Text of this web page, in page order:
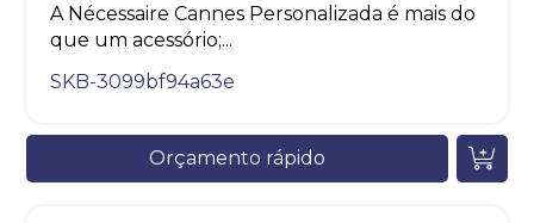
A Nécessaire Cannes Personalizada é mais do
que um acessório;...
SKB-3099bf94a63e
Orçamento rápido